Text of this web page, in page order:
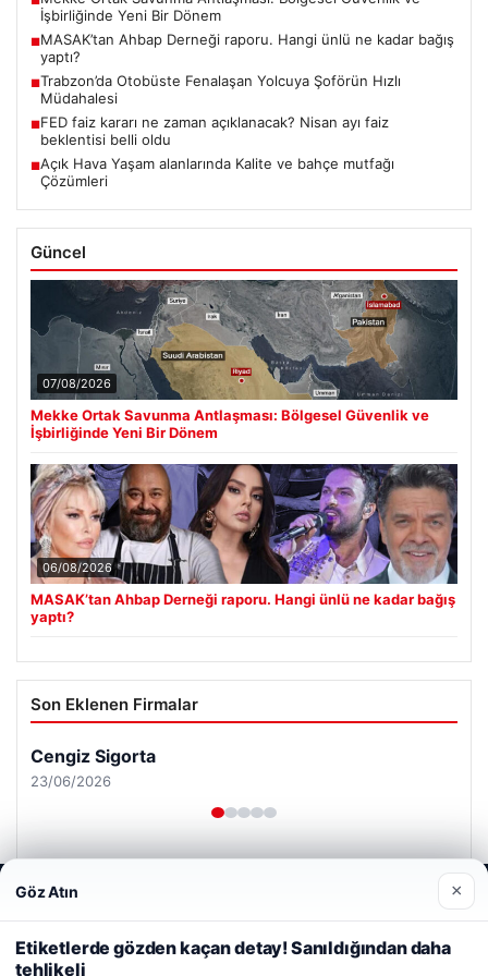
İşbirliğinde Yeni Bir Dönem
■MASAK’tan Ahbap Derneği raporu. Hangi ünlü ne kadar bağış
yaptı?
■Trabzon’da Otobüste Fenalaşan Yolcuya Şoförün Hızlı
Müdahalesi
■FED faiz kararı ne zaman açıklanacak? Nisan ayı faiz
beklentisi belli oldu
■Açık Hava Yaşam alanlarında Kalite ve bahçe mutfağı
Çözümleri
Güncel
07/08/2026
Mekke Ortak Savunma Antlaşması: Bölgesel Güvenlik ve
İşbirliğinde Yeni Bir Dönem
06/08/2026
MASAK’tan Ahbap Derneği raporu. Hangi ünlü ne kadar bağış
yaptı?
Son Eklenen Firmalar
Cengiz Sigorta
23/06/2026
© 2026 Renkli Yazı – Güncel Haberler
Web sitemizi nasıl kullandığınızı daha iyi anlayabilmek,
deneyiminizi kişiselleştirmek ve geliştirmek amacıyla çerezler
kullanıyoruz.
Çerez Politikamız
Reddet
Göz Atın ×
Etiketlerde gözden kaçan detay! Sanıldığından daha
tehlikeli